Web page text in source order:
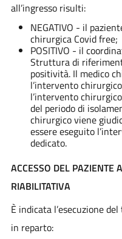
all’ingresso risulti:
NEGATIVO - il
chirurgica Covid free;
POSITIVO - il
Struttura di
positività. Il medico
l’intervento
l’intervento
del periodo di
chirurgico viene
essere eseguito
dedicato.
ACCESSO DEL PAZIENTE
RIABILITATIVA
È indicata l’esecuzione
in reparto: